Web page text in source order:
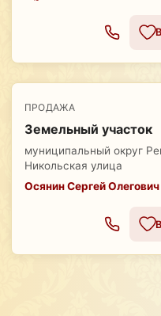
ПРОДАЖА
Земельный участок
муниципальный округ
Никольская улица
Осянин Сергей Олегович